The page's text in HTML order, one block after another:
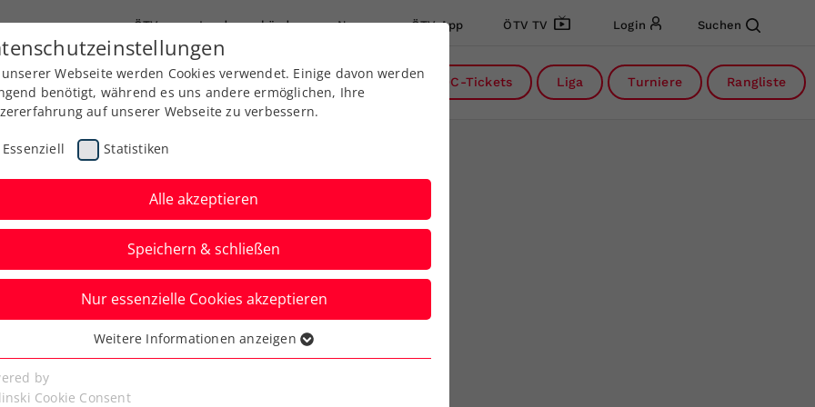
ÖTV Landesverbände News ÖTV App ÖTV TV Login Suchen
Ausbildung Services Über uns Kreise DC-Tickets Liga Turniere Rangliste
6:0, 6:0 im Finale –
setzen
Webseite werden Cookies verwendet. Einige davon werden
benötigt, während es uns andere ermöglichen, Ihre
auf unserer Webseite zu verbessern.
Essenziell Statistiken
Alle akzeptieren
Speichern & schließen
Nur essenzielle Cookies akzeptieren
Cookies werden für grundlegende Funktionen der
benötigt. Dadurch ist gewährleistet, dass die Webseite
Weitere Informationen anzeigen
by
Cookie Consent